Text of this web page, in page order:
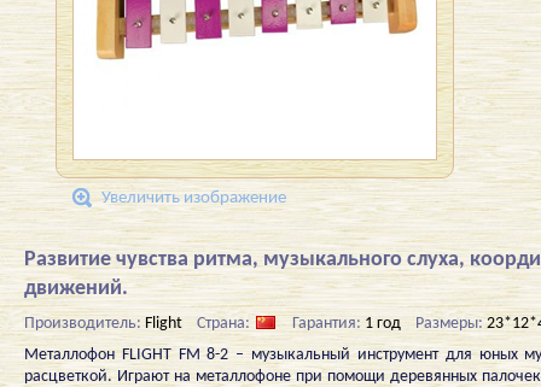
Увеличить изображение
Развитие чувства ритма, музыкального слуха,
движений.
Производитель: Flight Страна: Гарантия: 1 год Размеры:
Металлофон FLIGHT FM 8-2 – музыкальный инструмент для юных
расцветкой. Играют на металлофоне при помощи деревянных